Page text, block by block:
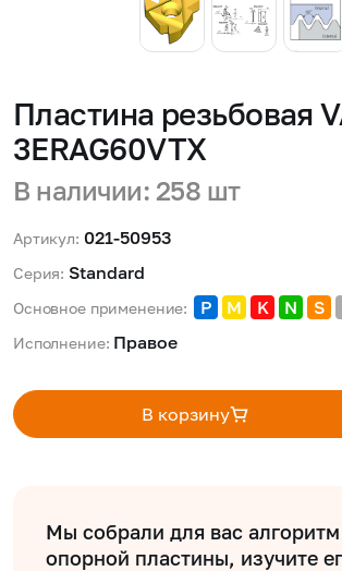
Пластина резьбовая
3ERAG60VTX
В наличии: 258 шт
Артикул: 021-50953
Серия: Standard
Основное применение: P M K N S
Исполнение: Правое
В корзину
Мы собрали для вас
опорной пластины, изучите